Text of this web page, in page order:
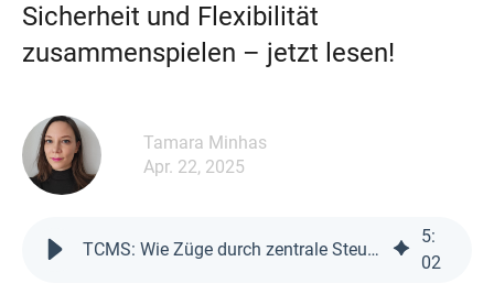
Sicherheit und Flexibilität
zusammenspielen – jetzt lesen!
Tamara Minhas
Apr. 22, 2025
TCMS: Wie Züge durch zentrale Steuerung sicherer werden
5:
02